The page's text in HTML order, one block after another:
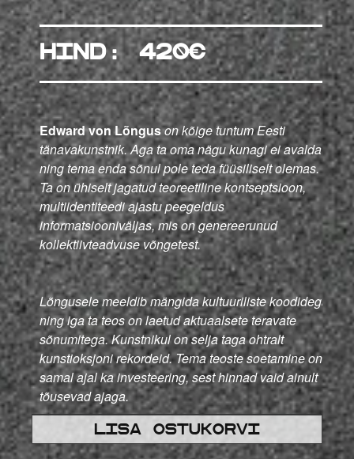
hind: 420€
Edward von Lõnguson kõige tuntum Eesti
tänavakunstnik. Aga ta oma nägu kunagi ei avalda
ning tema enda sõnul pole teda füüsiliselt olemas.
Ta on ühiselt jagatud teoreetiline kontseptsioon,
multiidentiteedi ajastu peegeldus
informatsiooniväljas, mis on genereerunud
kollektiivteadvuse võngetest.
Lõngusele meeldib mängida kultuuriliste koodidega
ning iga ta teos on laetud aktuaalsete teravate
sõnumitega.Kunstnikul on selja taga ohtralt
kunstioksjoni rekordeid. Tema teoste soetamine on
samal ajal ka investeering, sest hinnad vaid ainult
tõusevad ajaga.
Lisa ostukorvi